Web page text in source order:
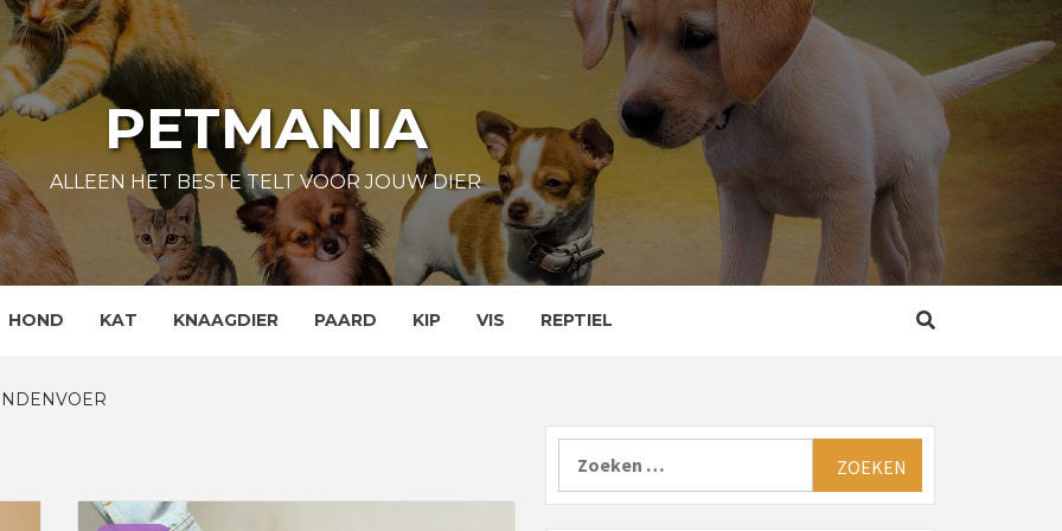
PETMANIA
ALLEEN HET BESTE TELT VOOR JOUW DIER
HOND KAT KNAAGDIER PAARD KIP VIS REPTIEL